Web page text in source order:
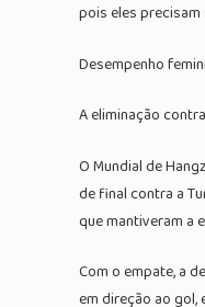
pois eles
Desempenho
A eliminação
O Mundial de
de final contra a
que mantiveram a
Com o empate, a
em direção ao gol,